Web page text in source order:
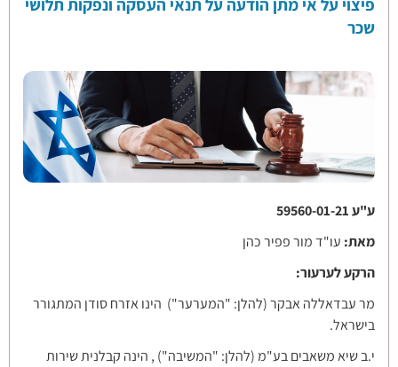
פיצוי על אי מתן הודעה על תנאי העסקה ונפקות תלושי
שכר
ע"ע 59560-01-21
מאת:עו"ד מור פפיר כהן
הרקע לערעור:
מר עבדאללה אבקר (להלן: "המערער") הינו אזרח סודן המתגורר
בישראל.
י.ב שיא משאבים בע"מ (להלן: "המשיבה") , הינה קבלנית שירות